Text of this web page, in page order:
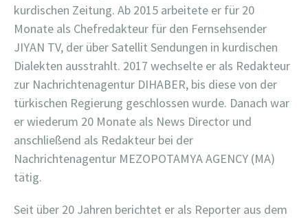
kurdischen Zeitung. Ab 2015 arbeitete er für 20
Monate als Chefredakteur für den Fernsehsender
JIYAN TV, der über Satellit Sendungen in kurdischen
Dialekten ausstrahlt. 2017 wechselte er als Redakteur
zur Nachrichtenagentur DIHABER, bis diese von der
türkischen Regierung geschlossen wurde. Danach war
er wiederum 20 Monate als News Director und
anschließend als Redakteur bei der
Nachrichtenagentur MEZOPOTAMYA AGENCY (MA)
tätig.
Seit über 20 Jahren berichtet er als Reporter aus dem